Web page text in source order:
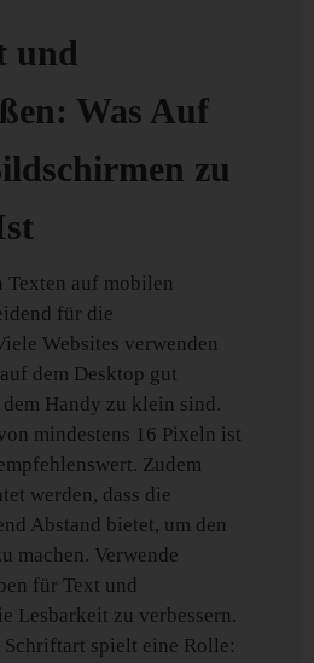
und
Was Auf
zu
Texten auf mobilen
für die
Websites verwenden
dem Desktop gut
dem Handy zu klein sind.
mindestens 16 Pixeln ist
Zudem
werden, dass die
Abstand bietet, um den
machen. Verwende
für Text und
Lesbarkeit zu verbessern.
spielt eine Rolle: